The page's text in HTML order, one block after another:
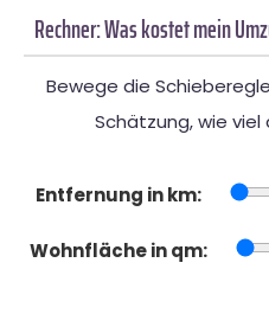
Rechner: Was kostet mein
Bewege die
Schätzung, wie
Entfernung in km:
Wohnfläche in qm: